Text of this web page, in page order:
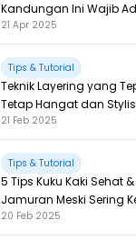
Kandungan Ini Wajib
21 Apr 2025
Tips & Tutorial
Teknik Layering yang
Tetap Hangat dan
21 Feb 2025
Tips & Tutorial
5 Tips Kuku Kaki Sehat
Jamuran Meski Sering
20 Feb 2025